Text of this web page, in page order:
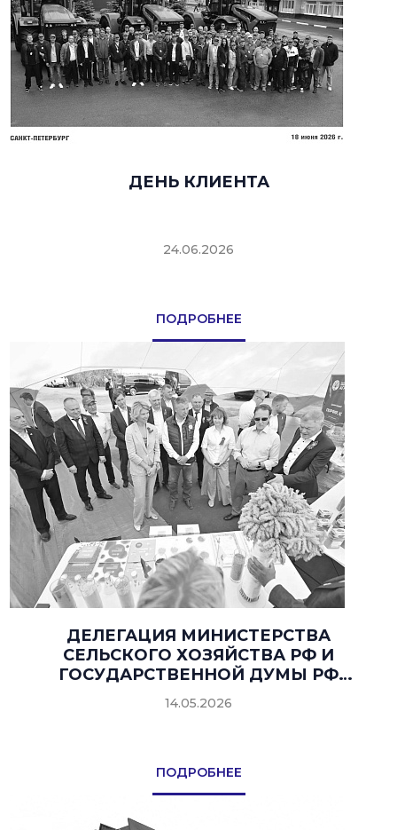
ДЕНЬ КЛИЕНТА
24.06.2026
ПОДРОБНЕЕ
ДЕЛЕГАЦИЯ МИНИСТЕРСТВА
СЕЛЬСКОГО ХОЗЯЙСТВА РФ И
ГОСУДАРСТВЕННОЙ ДУМЫ РФ
ОЗНАКОМИЛАСЬ С РАБОТОЙ
ТЕХНИКИ «ВОРОНЕЖКОМПЛЕКТ»
14.05.2026
ПОДРОБНЕЕ